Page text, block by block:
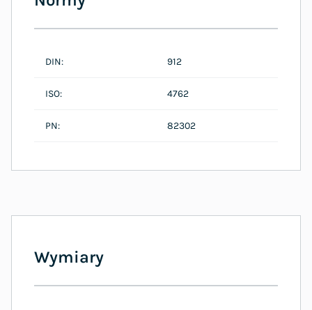
DIN: 912
ISO: 4762
PN: 82302
Wymiary